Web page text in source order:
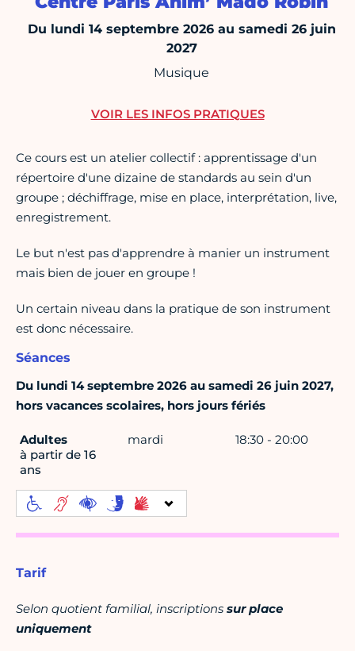
Du lundi 14 septembre 2026 au samedi 26 juin
2027
Musique
Ce cours est un atelier collectif : apprentissage d'un
répertoire d'une dizaine de standards au sein d'un
groupe ; déchiffrage, mise en place, interprétation, live,
enregistrement.
Le but n'est pas d'apprendre à manier un instrument
mais bien de jouer en groupe !
Un certain niveau dans la pratique de son instrument
est donc nécessaire.
Séances
Du lundi 14 septembre 2026 au samedi 26 juin 2027,
hors vacances scolaires, hors jours fériés
Adultes
à partir de 16
ans
mardi 18:30 - 20:00
Tarif
Selon quotient familial, inscriptions sur place
uniquement
VOIR LES INFOS PRATIQUES